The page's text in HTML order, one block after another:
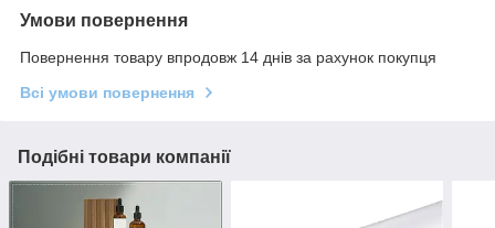
Умови повернення
Повернення товару впродовж 14 днів за рахунок покупця
Всі умови повернення
Подібні товари компанії